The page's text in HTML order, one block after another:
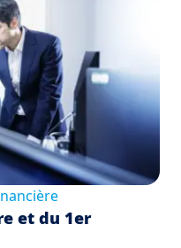
et du 1er